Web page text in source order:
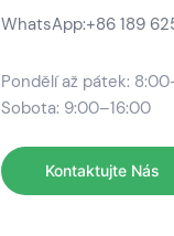
WhatsApp:+86 189
Pondělí až pátek:
Sobota: 9:00–16:00
Kontaktujte Nás